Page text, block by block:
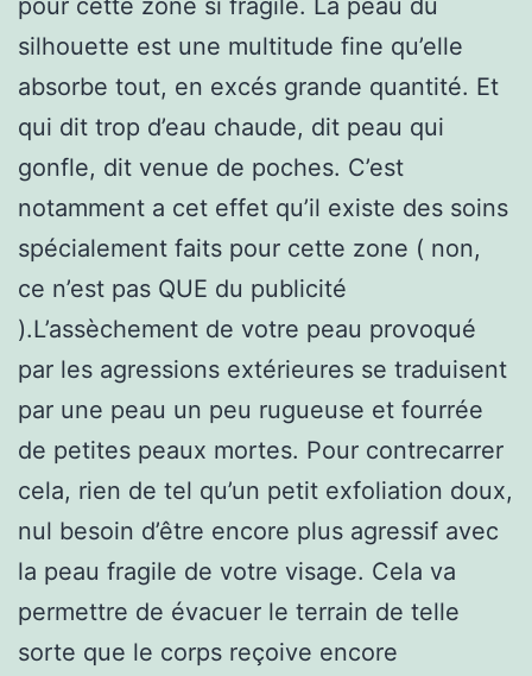
silhouette est une multitude fine qu’elle
absorbe tout, en excés grande quantité. Et
qui dit trop d’eau chaude, dit peau qui
gonfle, dit venue de poches. C’est
notamment a cet effet qu’il existe des soins
spécialement faits pour cette zone ( non,
ce n’est pas QUE du publicité
).L’assèchement de votre peau provoqué
par les agressions extérieures se traduisent
par une peau un peu rugueuse et fourrée
de petites peaux mortes. Pour contrecarrer
cela, rien de tel qu’un petit exfoliation doux,
nul besoin d’être encore plus agressif avec
la peau fragile de votre visage. Cela va
permettre de évacuer le terrain de telle
sorte que le corps reçoive encore